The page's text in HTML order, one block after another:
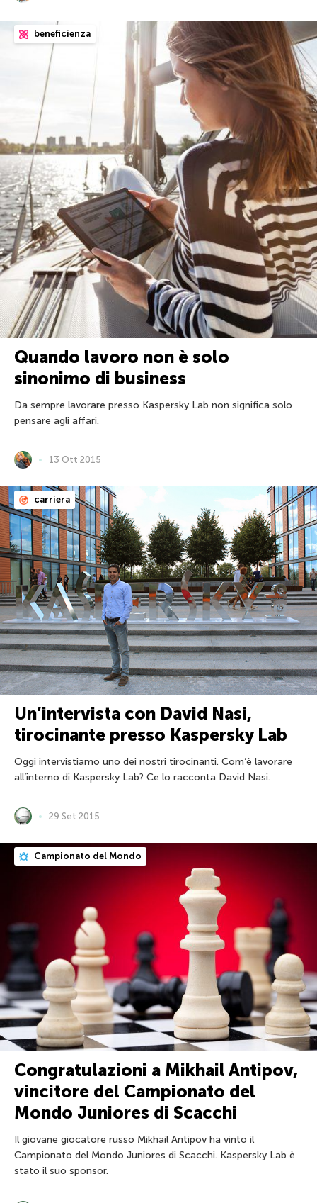
beneficienza
Quando lavoro non è solo
sinonimo di business
Da sempre lavorare presso Kaspersky Lab non significa solo
pensare agli affari.
13 Ott 2015
carriera
Un’intervista con David Nasi,
tirocinante presso Kaspersky Lab
Oggi intervistiamo uno dei nostri tirocinanti. Com’è lavorare
all’interno di Kaspersky Lab? Ce lo racconta David Nasi.
29 Set 2015
Campionato del Mondo
Congratulazioni a Mikhail Antipov,
vincitore del Campionato del
Mondo Juniores di Scacchi
Il giovane giocatore russo Mikhail Antipov ha vinto il
Campionato del Mondo Juniores di Scacchi. Kaspersky Lab è
stato il suo sponsor.